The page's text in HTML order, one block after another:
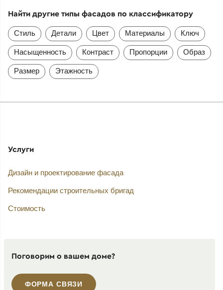
Найти другие типы фасадов по классификатору
Стиль Детали Цвет Материалы Ключ
Насыщенность Контраст Пропорции Образ
Размер Этажность
Услуги
Дизайн и проектирование фасада
Рекомендации строительных бригад
Стоимость
Поговорим о вашем доме?
ФОРМА СВЯЗИ